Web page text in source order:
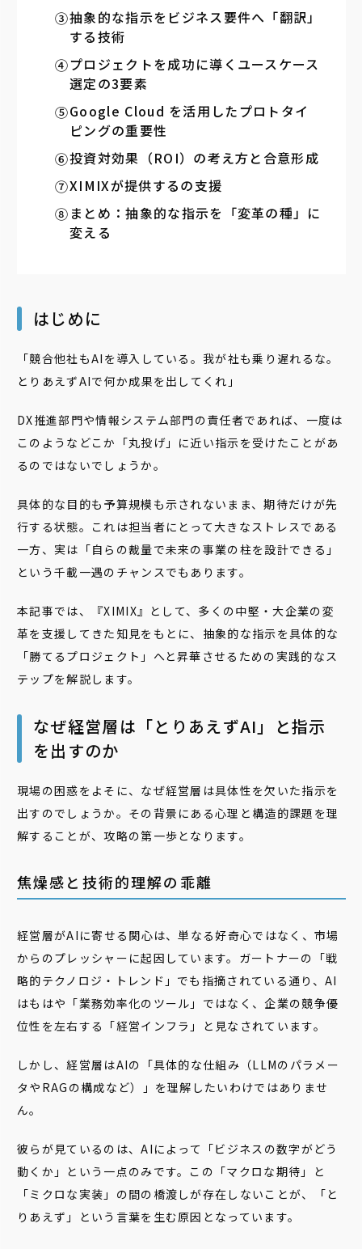
抽象的な指示をビジネス要件へ「翻訳」
する技術
プロジェクトを成功に導くユースケース
選定の3要素
Google Cloud を活用したプロトタイ
ピングの重要性
投資対効果（ROI）の考え方と合意形成
XIMIXが提供するの支援
まとめ：抽象的な指示を「変革の種」に
変える
はじめに
「競合他社もAIを導入している。我が社も乗り遅れるな。
とりあえずAIで何か成果を出してくれ」
DX推進部門や情報システム部門の責任者であれば、一度は
このようなどこか「丸投げ」に近い指示を受けたことがあ
るのではないでしょうか。
具体的な目的も予算規模も示されないまま、期待だけが先
行する状態。これは担当者にとって大きなストレスである
一方、実は「自らの裁量で未来の事業の柱を設計できる」
という千載一遇のチャンスでもあります。
本記事では、『XIMIX』として、多くの中堅・大企業の変
革を支援してきた知見をもとに、抽象的な指示を具体的な
「勝てるプロジェクト」へと昇華させるための実践的なス
テップを解説します。
なぜ経営層は「とりあえずAI」と指示
を出すのか
現場の困惑をよそに、なぜ経営層は具体性を欠いた指示を
出すのでしょうか。その背景にある心理と構造的課題を理
解することが、攻略の第一歩となります。
焦燥感と技術的理解の乖離
経営層がAIに寄せる関心は、単なる好奇心ではなく、市場
からのプレッシャーに起因しています。ガートナーの「戦
略的テクノロジ・トレンド」でも指摘されている通り、AI
はもはや「業務効率化のツール」ではなく、企業の競争優
位性を左右する「経営インフラ」と見なされています。
しかし、経営層はAIの「具体的な仕組み（LLMのパラメー
タやRAGの構成など）」を理解したいわけではありませ
ん。
彼らが見ているのは、AIによって「ビジネスの数字がどう
動くか」という一点のみです。この「マクロな期待」と
「ミクロな実装」の間の橋渡しが存在しないことが、「と
りあえず」という言葉を生む原因となっています。